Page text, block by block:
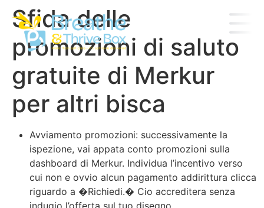
Sfida delle
promozioni di saluto
gratuite di Merkur
per altri bisca
Avviamento promozioni: successivamente la
ispezione, vai appata conto promozioni sulla
dashboard di Merkur. Individua l’incentivo verso
cui non e ovvio alcun pagamento addirittura clicca
riguardo a �Richiedi.� Cio accreditera senza
indugio l’offerta sul tuo disegno.